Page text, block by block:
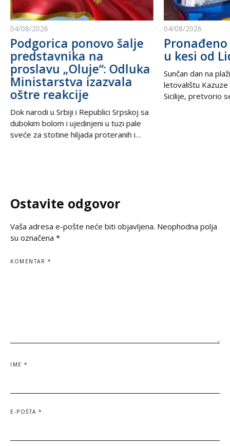
04/08/2026
Podgorica ponovo šalje
predstavnika na
proslavu „Oluje“: Odluka
Ministarstva izazvala
oštre reakcije
Dok narodi u Srbiji i Republici Srpskoj sa
dubokim bolom i ujedinjeni u tuzi pale
sveće za stotine hiljada proteranih i
dostojanstveno odaje počast
04/08/2026
Pronađeno
u kesi od
Sunčan dan na
letovalištu Kazuze
Sicilije, pretvorio
Ostavite odgovor
Vaša adresa e-pošte neće biti objavljena. Neophodna polja
su označena *
KOMENTAR *
IME *
E-POŠTA *